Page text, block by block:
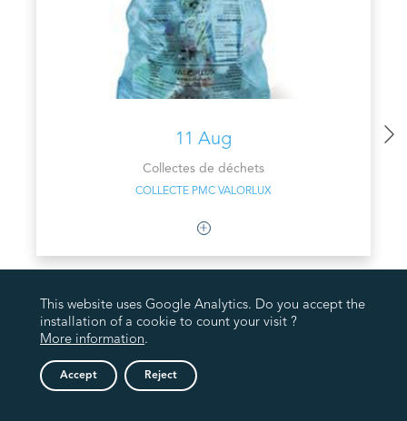
11 Aug
Collectes de déchets
COLLECTE PMC VALORLUX
This website uses Google Analytics. Do you accept the
installation of a cookie to count your visit ?
More information.
Accept Reject